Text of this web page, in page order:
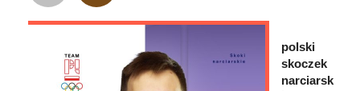
polski
skoczek
narciarsk